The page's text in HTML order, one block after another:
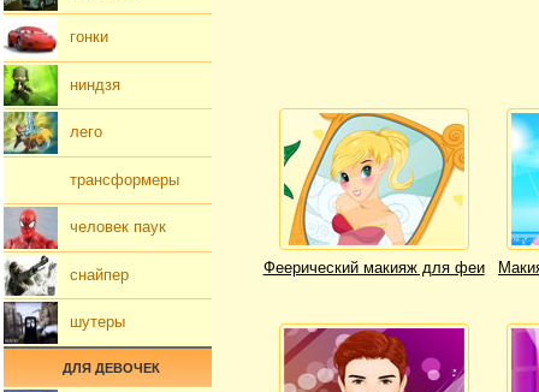
Феерический макияж для феи
гонки
ниндзя
лего
трансформеры
человек паук
снайпер
шутеры
ДЛЯ ДЕВОЧЕК